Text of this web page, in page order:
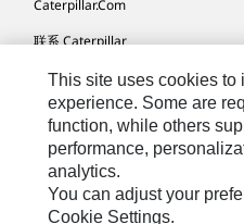
Caterpillar.com
联系 Caterpillar
我的营销首选项
站点地图
Cookie Settings
法律
隐私
This site uses cookies to
experience. Some are
function, while others
performance,
analytics.
You can adjust your
Cookie Settings.